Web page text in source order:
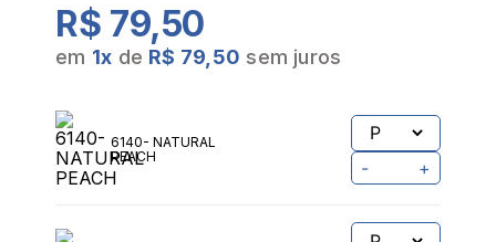
R$ 79,50
em 1x de R$ 79,50 sem juros
6140- NATURAL
PEACH
- +